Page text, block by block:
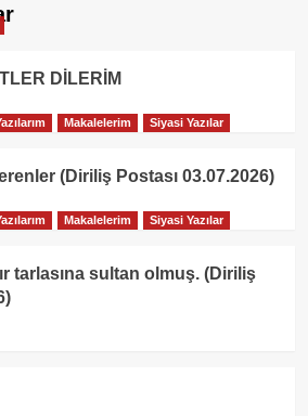
DİLERİM
Makalelerim Siyasi Yazılar
(Diriliş Postası 03.07.2026)
Makalelerim Siyasi Yazılar
tarlasına sultan olmuş. (Diriliş